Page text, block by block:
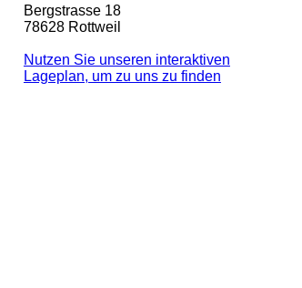
Bergstrasse 18
78628 Rottweil
Nutzen Sie unseren interaktiven
La­ge­plan, um zu uns zu finden